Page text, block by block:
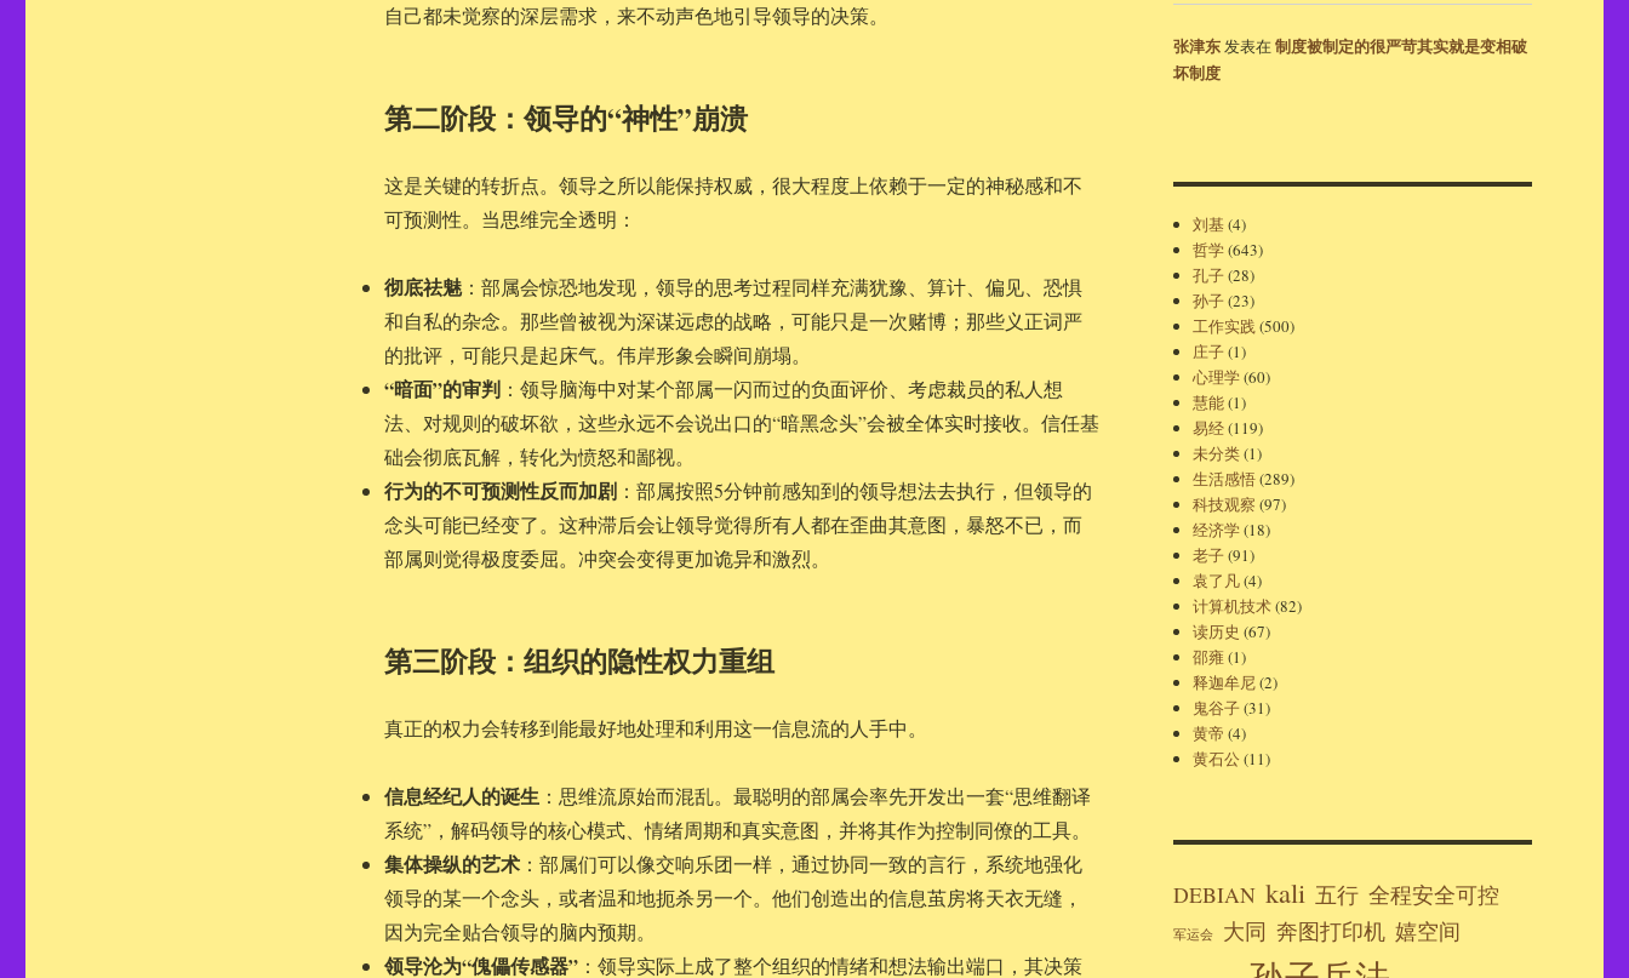
自己都未觉察的深层需求，来不动声色地引导领导的决策。
第二阶段：领导的“神性”崩溃
这是关键的转折点。领导之所以能保持权威，很大程度上依赖于一定的神秘感和不
可预测性。当思维完全透明：
彻底祛魅：部属会惊恐地发现，领导的思考过程同样充满犹豫、算计、偏见、恐惧
和自私的杂念。那些曾被视为深谋远虑的战略，可能只是一次赌博；那些义正词严
的批评，可能只是起床气。伟岸形象会瞬间崩塌。
“暗面”的审判：领导脑海中对某个部属一闪而过的负面评价、考虑裁员的私人想
法、对规则的破坏欲，这些永远不会说出口的“暗黑念头”会被全体实时接收。信任基
础会彻底瓦解，转化为愤怒和鄙视。
行为的不可预测性反而加剧：部属按照5分钟前感知到的领导想法去执行，但领导的
念头可能已经变了。这种滞后会让领导觉得所有人都在歪曲其意图，暴怒不已，而
部属则觉得极度委屈。冲突会变得更加诡异和激烈。
第三阶段：组织的隐性权力重组
真正的权力会转移到能最好地处理和利用这一信息流的人手中。
信息经纪人的诞生 ：思维流原始而混乱。最聪明的部属会率先开发出一套“思维翻译
系统”，解码领导的核心模式、情绪周期和真实意图，并将其作为控制同僚的工具。
集体操纵的艺术：部属们可以像交响乐团一样，通过协同一致的言行，系统地强化
领导的某一个念头，或者温和地扼杀另一个。他们创造出的信息茧房将天衣无缝，
因为完全贴合领导的脑内预期。
领导沦为“傀儡传感器”：领导实际上成了整个组织的情绪和想法输出端口，其决策
张津东发表在制度被制定的很严苛其实就是变相破
坏制度
刘基(4)
哲学(643)
孔子(28)
孙子(23)
工作实践(500)
庄子(1)
心理学(60)
慧能(1)
易经(119)
未分类(1)
生活感悟(289)
科技观察 (97)
经济学(18)
老子(91)
袁了凡(4)
计算机技术(82)
读历史 (67)
邵雍(1)
释迦牟尼(2)
鬼谷子(31)
黄帝 (4)
黄石公(11)
DEBIAN kali 五行 全程安全可控
军运会 大同 奔图打印机 嬉空间